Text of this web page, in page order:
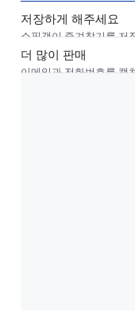
저장하게 해주세요
쇼핑객이 즐겨찾기를 저
더 많이 판매
이메일과 전화번호를 캡